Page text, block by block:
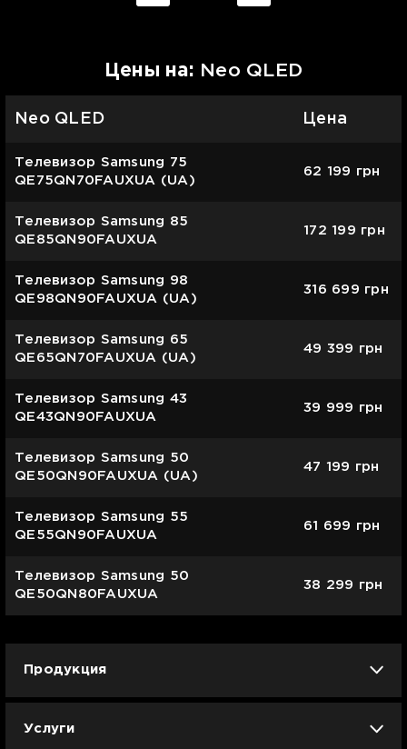
Цены на: Neo QLED
Neo QLED Цена
Телевизор Samsung 75
QE75QN70FAUXUA (UA)
62 199 грн
Телевизор Samsung 85
QE85QN90FAUXUA
172 199 грн
Телевизор Samsung 98
QE98QN90FAUXUA (UA)
316 699 грн
Телевизор Samsung 65
QE65QN70FAUXUA (UA)
49 399 грн
Телевизор Samsung 43
QE43QN90FAUXUA
39 999 грн
Телевизор Samsung 50
QE50QN90FAUXUA (UA)
47 199 грн
Телевизор Samsung 55
QE55QN90FAUXUA
61 699 грн
Телевизор Samsung 50
QE50QN80FAUXUA
38 299 грн
Продукция
Услуги